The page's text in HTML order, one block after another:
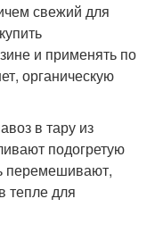
свежий для
и применять по
органическую
в тару из
подогретую
перемешивают,
тепле для